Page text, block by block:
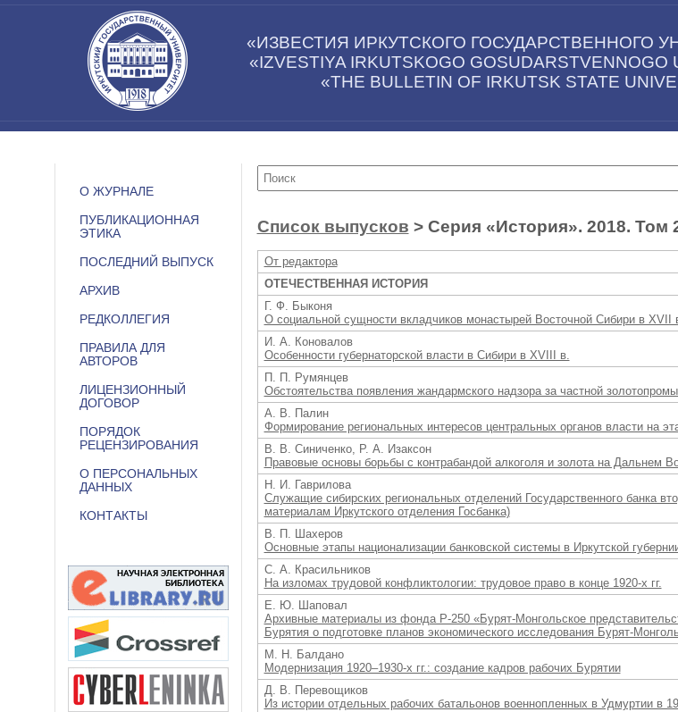
«ИЗВЕСТИЯ ИРКУТСКОГО ГОСУДАРСТВЕННОГО
«IZVESTIYA IRKUTSKOGO GOSUDARSTVENNOGO
«THE BULLETIN OF IRKUTSK STATE
О ЖУРНАЛЕ
ПУБЛИКАЦИОННАЯ
ЭТИКА
ПОСЛЕДНИЙ ВЫПУСК
АРХИВ
РЕДКОЛЛЕГИЯ
ПРАВИЛА ДЛЯ
АВТОРОВ
ЛИЦЕНЗИОННЫЙ
ДОГОВОР
ПОРЯДОК
РЕЦЕНЗИРОВАНИЯ
О ПЕРСОНАЛЬНЫХ
ДАННЫХ
КОНТАКТЫ
Список выпусков > Серия «История». 2018. Том
От редактора
ОТЕЧЕСТВЕННАЯ ИСТОРИЯ
Г. Ф. Быконя
О социальной сущности вкладчиков монастырей Восточной Сибири в XVII
И. А. Коновалов
Особенности губернаторской власти в Сибири в XVIII в.
П. П. Румянцев
Обстоятельства появления жандармского надзора за частной
А. В. Палин
Формирование региональных интересов центральных органов власти на
В. В. Синиченко, Р. А. Изаксон
Правовые основы борьбы с контрабандой алкоголя и золота на Дальнем
Н. И. Гаврилова
Служащие сибирских региональных отделений Государственного банка
материалам Иркутского отделения Госбанка)
В. П. Шахеров
Основные этапы национализации банковской системы в Иркутской
С. А. Красильников
На изломах трудовой конфликтологии: трудовое право в конце 1920-х гг.
Е. Ю. Шаповал
Архивные материалы из фонда Р-250 «Бурят-Монгольское
Бурятия о подготовке планов экономического исследования Бурят-
М. Н. Балдано
Модернизация 1920–1930-х гг.: создание кадров рабочих Бурятии
Д. В. Перевощиков
Из истории отдельных рабочих батальонов военнопленных в Удмуртии в